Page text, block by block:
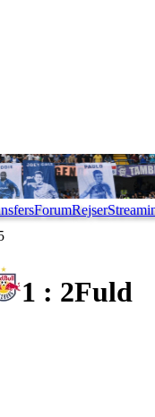
ForumRejser
1 : 2Fuld